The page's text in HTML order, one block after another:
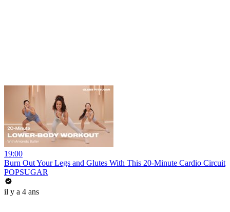
19:00
Burn Out Your Legs and Glutes With This 20-Minute Cardio Circuit
POPSUGAR
il y a 4 ans